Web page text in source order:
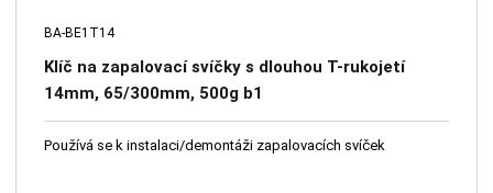
BA-BE1T14
Klíč na zapalovací svíčky s dlouhou T-rukojetí
14mm, 65/300mm, 500g b1
Používá se k instalaci/demontáži zapalovacích svíček